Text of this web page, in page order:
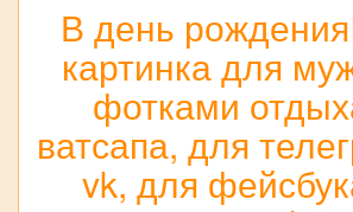
В день
картинка для
фотками
ватсапа, для
vk, для